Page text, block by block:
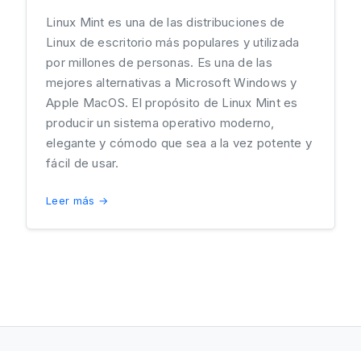
Linux Mint es una de las distribuciones de
Linux de escritorio más populares y utilizada
por millones de personas. Es una de las
mejores alternativas a Microsoft Windows y
Apple MacOS. El propósito de Linux Mint es
producir un sistema operativo moderno,
elegante y cómodo que sea a la vez potente y
fácil de usar.
Leer más →